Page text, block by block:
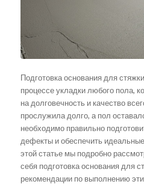
Подготовка основания для
процессе укладки любого пола,
на долговечность и качество
прослужила долго, а пол
необходимо правильно
дефекты и обеспечить
этой статье мы подробно
себя подготовка основания для
рекомендации по выполнению